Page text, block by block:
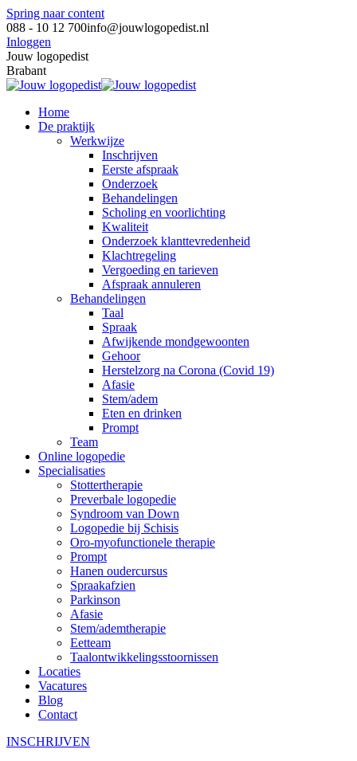
Spring naar content
088 - 10 12 700info@jouwlogopedist.nl
Inloggen
Jouw logopedist
Brabant
Home
De praktijk
Werkwijze
Inschrijven
Eerste afspraak
Onderzoek
Behandelingen
Scholing en voorlichting
Kwaliteit
Onderzoek klanttevredenheid
Klachtregeling
Vergoeding en tarieven
Afspraak annuleren
Behandelingen
Taal
Spraak
Afwijkende mondgewoonten
Gehoor
Herstelzorg na Corona (Covid 19)
Afasie
Stem/adem
Eten en drinken
Prompt
Team
Online logopedie
Specialisaties
Stottertherapie
Preverbale logopedie
Syndroom van Down
Logopedie bij Schisis
Oro-myofunctionele therapie
Prompt
Hanen oudercursus
Spraakafzien
Parkinson
Afasie
Stem/ademtherapie
Eetteam
Taalontwikkelingsstoornissen
Locaties
Vacatures
Blog
Contact
INSCHRIJVEN